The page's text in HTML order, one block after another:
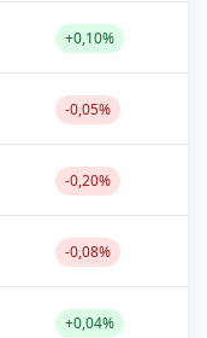
+0,10%
-0,05%
-0,20%
-0,08%
+0,04%